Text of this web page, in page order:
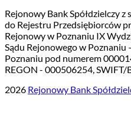
Rejonowy Bank Spółdzielczy
do Rejestru Przedsiębiorców
Rejonowy w Poznaniu IX
Sądu Rejonowego w
Poznaniu pod numerem
REGON - 000506254, SWIFT/
2026 Rejonowy Bank